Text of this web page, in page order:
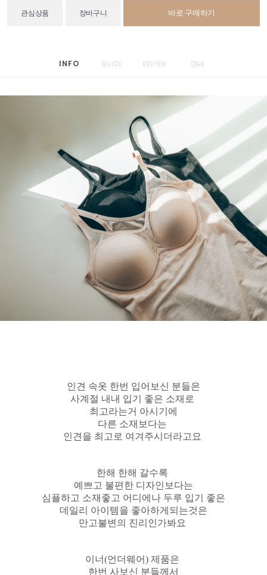
관심상품 장바구니 바로 구매하기
INFO GUIDE REVIEW Q&A
인견 속옷 한번 입어보신 분들은
사계절 내내 입기 좋은 소재로
최고라는거 아시기에
다른 소재보다는
인견을 최고로 여겨주시더라고요
한해 한해 갈수록
예쁘고 불편한 디자인보다는
심플하고 소재좋고 어디에나 두루 입기 좋은
데일리 아이템을 좋아하게되는것은
만고불변의 진리인가봐요
이너(언더웨어) 제품은
한번 사보신 분들께서